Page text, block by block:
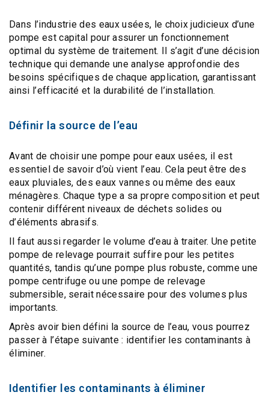
Dans l’industrie des eaux usées, le choix judicieux d’une
pompe est capital pour assurer un fonctionnement
optimal du système de traitement. Il s’agit d’une décision
technique qui demande une analyse approfondie des
besoins spécifiques de chaque application, garantissant
ainsi l’efficacité et la durabilité de l’installation.
Définir la source de l’eau
Avant de choisir une pompe pour eaux usées, il est
essentiel de savoir d’où vient l’eau. Cela peut être des
eaux pluviales, deseaux vannes ou même deseaux
ménagères. Chaque type a sa propre composition et peut
contenir différent niveaux de déchets solides ou
d’éléments abrasifs.
Il faut aussi regarder le volume d’eau à traiter. Une petite
pompe de relevage pourrait suffire pour les petites
quantités, tandis qu’une pompe plus robuste, comme une
pompe centrifuge ou une pompe de relevage
submersible, serait nécessaire pour des volumes plus
importants.
Après avoir bien défini la source de l’eau, vous pourrez
passer à l’étape suivante : identifier les contaminants à
éliminer.
Identifier les contaminants à éliminer